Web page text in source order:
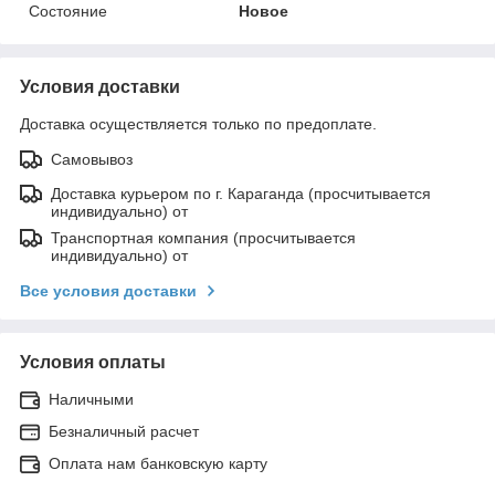
Состояние
Новое
Условия доставки
Доставка осуществляется только по предоплате.
Самовывоз
Доставка курьером по г. Караганда (просчитывается
индивидуально) от
Транспортная компания (просчитывается
индивидуально) от
Все условия доставки
Условия оплаты
Наличными
Безналичный расчет
Оплата нам банковскую карту